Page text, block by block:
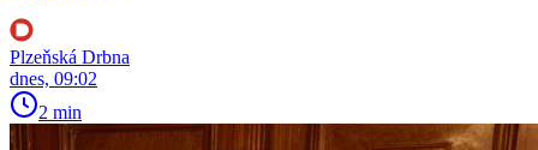
Plzeňská Drbna
dnes, 09:02
2 min